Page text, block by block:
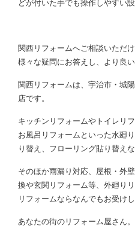
どが付いた手でも操作しやすい設
関西リフォームへご相談いただ
様々な疑問にお答えし、より良
関西リフォームは、宇治市・城
店です。
キッチンリフォームやトイレリ
お風呂リフォームといった水廻
り替え、フローリング貼り替え
そのほか雨漏り対応、屋根・外
換や玄関リフォーム等、外廻り
リフォームならなんでもお受けし
あなたの街のリフォーム屋さん